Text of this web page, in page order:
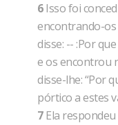
6Isso foi
encontrando-os
disse: -- :Por
e os encontrou
disse-lhe: “Por
pórtico a estes
7Ela respondeu